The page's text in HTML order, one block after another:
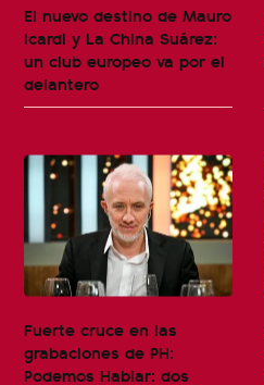
El nuevo destino de Mauro
Icardi y La China Suárez:
un club europeo va por el
delantero
Fuerte cruce en las
grabaciones de PH:
Podemos Hablar: dos